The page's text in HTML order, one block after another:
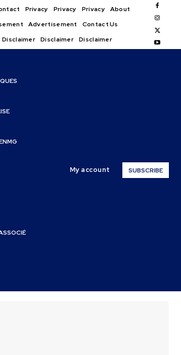
Privacy Privacy Privacy
About
Advertisement
Contact Us
Disclaimer Disclaimer Disclaimer
My account SUBSCRIBE